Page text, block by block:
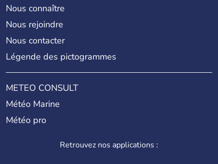
Nous connaître
Nous rejoindre
Nous contacter
Légende des pictogrammes
METEO CONSULT
Météo Marine
Météo pro
Retrouvez nos applications :